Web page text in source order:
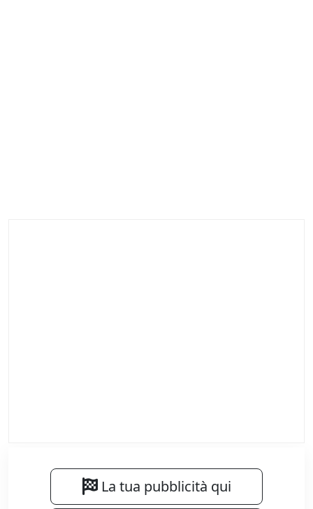
La tua pubblicità qui